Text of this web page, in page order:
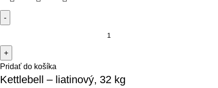
Pridať do košíka
Kettlebell – liatinový, 32 kg